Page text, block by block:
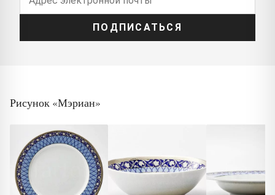
ПОДПИСАТЬСЯ
Рисунок «Мэриан»